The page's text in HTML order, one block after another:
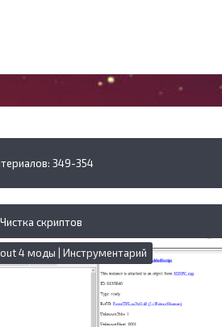
349-354
скриптов
4 моды | Инструментарий